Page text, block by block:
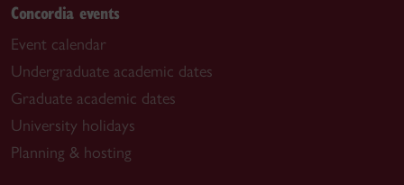
Concordia events
Event calendar
Undergraduate academic dates
Graduate academic dates
University holidays
Planning & hosting